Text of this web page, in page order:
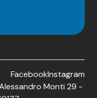
FacebookInstagram
Monti 29 -